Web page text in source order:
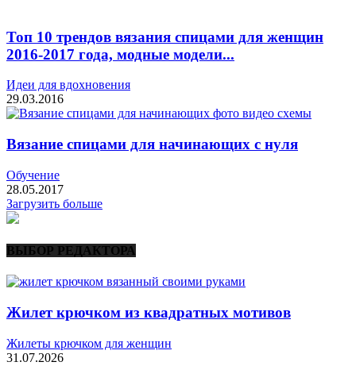
Топ 10 трендов вязания спицами для женщин
2016-2017 года, модные модели...
Идеи для вдохновения
29.03.2016
Вязание спицами для начинающих с нуля
Обучение
28.05.2017
Загрузить больше
ВЫБОР РЕДАКТОРА
Жилет крючком из квадратных мотивов
Жилеты крючком для женщин
31.07.2026